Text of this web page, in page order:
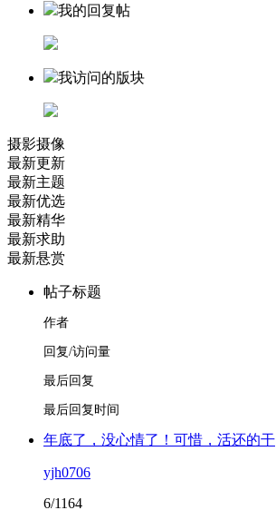
我的回复帖
我访问的版块
摄影摄像
最新更新
最新主题
最新优选
最新精华
最新求助
最新悬赏
帖子标题
作者
回复/访问量
最后回复
最后回复时间
年底了，没心情了！可惜，活还的干
yjh0706
6/1164